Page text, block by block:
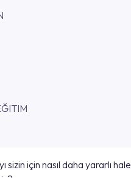
sizin için nasıl daha yararlı hale